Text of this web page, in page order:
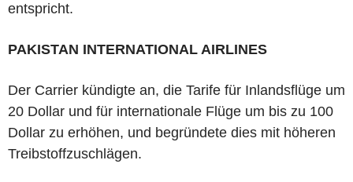
entspricht.
PAKISTAN INTERNATIONAL AIRLINES
Der Carrier kündigte an, die Tarife für Inlandsflüge um
20 Dollar und für internationale Flüge um bis zu 100
Dollar zu erhöhen, und begründete dies mit höheren
Treibstoffzuschlägen.